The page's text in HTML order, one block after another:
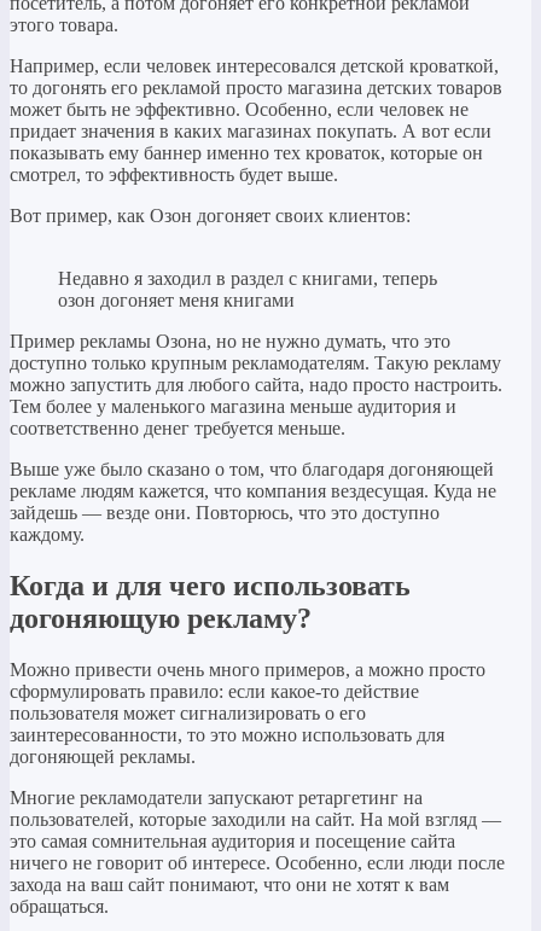
этого товара.
Например, если человек интересовался детской кроваткой,
то догонять его рекламой просто магазина детских товаров
может быть не эффективно. Особенно, если человек не
придает значения в каких магазинах покупать. А вот если
показывать ему баннер именно тех кроваток, которые он
смотрел, то эффективность будет выше.
Вот пример, как Озон догоняет своих клиентов:
Недавно я заходил в раздел с книгами, теперь
озон догоняет меня книгами
Пример рекламы Озона, но не нужно думать, что это
доступно только крупным рекламодателям. Такую рекламу
можно запустить для любого сайта, надо просто настроить.
Тем более у маленького магазина меньше аудитория и
соответственно денег требуется меньше.
Выше уже было сказано о том, что благодаря догоняющей
рекламе людям кажется, что компания вездесущая. Куда не
зайдешь — везде они. Повторюсь, что это доступно
каждому.
Когда и для чего использовать
догоняющую рекламу?
Можно привести очень много примеров, а можно просто
сформулировать правило: если какое-то действие
пользователя может сигнализировать о его
заинтересованности, то это можно использовать для
догоняющей рекламы.
Многие рекламодатели запускают ретаргетинг на
пользователей, которые заходили на сайт. На мой взгляд —
это самая сомнительная аудитория и посещение сайта
ничего не говорит об интересе. Особенно, если люди после
захода на ваш сайт понимают, что они не хотят к вам
обращаться.